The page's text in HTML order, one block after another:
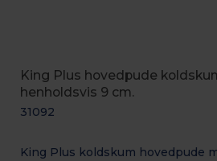
King Plus hovedpude koldskum
henholdsvis 9 cm.
31092
King Plus koldskum hovedpude